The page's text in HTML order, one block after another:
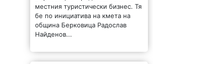
местния туристически бизнес. Тя
бе по инициатива на кмета на
община Берковица Радослав
Найденов...